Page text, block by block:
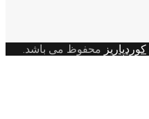
کوردپاریز محفوظ می باشد.